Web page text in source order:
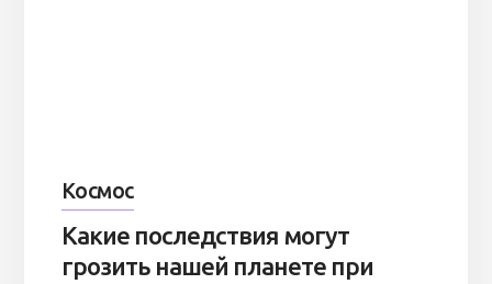
Космос
Какие последствия могут
грозить нашей планете при